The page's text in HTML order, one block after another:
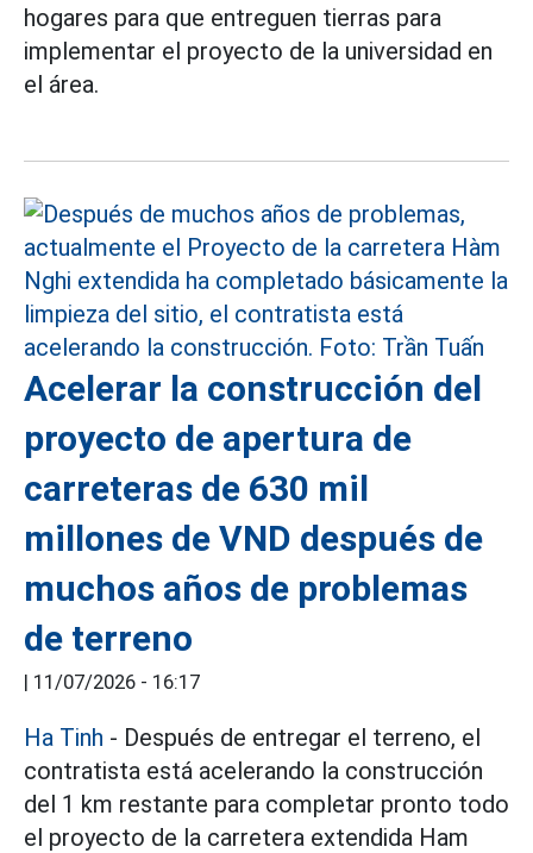
hogares para que entreguen tierras para
implementar el proyecto de la universidad en
el área.
Acelerar la construcción del
proyecto de apertura de
carreteras de 630 mil
millones de VND después de
muchos años de problemas
de terreno
| 11/07/2026 - 16:17
Ha Tinh - Después de entregar el terreno, el
contratista está acelerando la construcción
del 1 km restante para completar pronto todo
el proyecto de la carretera extendida Ham